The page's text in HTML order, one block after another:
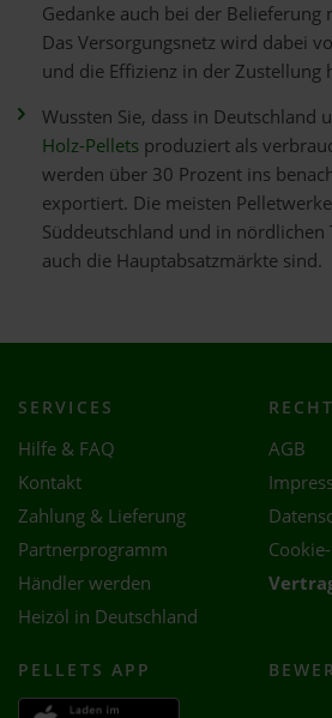
Gedanke auch bei der
Das Versorgungsnetz wird dabei
und die Effizienz in der Zustellung
Wussten Sie, dass in Deutschland
Holz-Pellets produziert als
werden über 30 Prozent ins
exportiert. Die meisten
Süddeutschland und in nördlichen
auch die Hauptabsatzmärkte sind.
SERVICES
Hilfe & FAQ
Kontakt
Zahlung & Lieferung
Partnerprogramm
Händler werden
Heizöl in Deutschland
AGB
PELLETS APP